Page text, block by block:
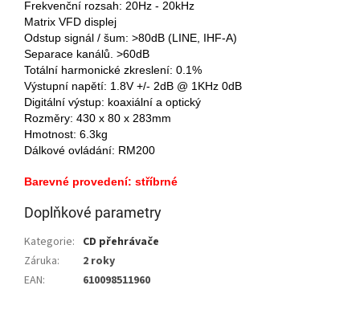
Frekvenční rozsah: 20Hz - 20kHz
Matrix VFD displej
Odstup signál / šum: >80dB (LINE, IHF-A)
Separace kanálů. >60dB
Totální harmonické zkreslení: 0.1%
Výstupní napětí: 1.8V +/- 2dB @ 1KHz 0dB
Digitální výstup: koaxiální a optický
Rozměry: 430 x 80 x 283mm
Hmotnost: 6.3kg
Dálkové ovládání: RM200
Barevné provedení: stříbrné
Doplňkové parametry
Kategorie: CD přehrávače
Záruka:
2 roky
EAN: 610098511960